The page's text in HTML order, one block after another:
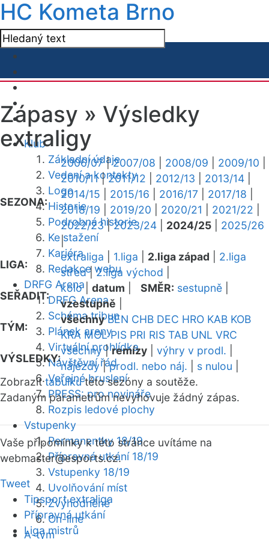
HC Kometa Brno
Klub
Základní údaje
Vedení a kontakty
Logo
Historie
Podrobná historie
Ke stažení
Kariéra
Redakce webu
DRFG Arena
DRFG Arena
Schéma tribun
Plánek areny
Virtuální prohlídka
Návštěvní řád
Veřejné bruslení
PRESS: pro novináře
Rozpis ledové plochy
Vstupenky
Permanentky 18/19
Přípravná utkání 18/19
Vstupenky 18/19
Uvolňování míst
Zvýhodněné
On-line
A-tým
Zápasy » Výsledky
extraligy
SEZONA:
2006/07|2007/08 2008/09 2009/10
2010/11|2011/12 2012/13 2013/14
2014/15
2015/16 2016/17 2017/18
2018/19
2019/20 2020/21 2021/22
2022/23|2023/24 2024/25
2025/26
|
LIGA:
extraliga 1.liga 2.liga západ
2.liga
střed|2.liga východ
SEŘADIT:
kolo| datum SMĚR: sestupně
vzestupně
TÝM:
všechny BEN CHB DEC HRO KAB KOB
KRA MOL PIS PRI RIS TAB UNL VRC
VÝSLEDKY:
všechny|remízy výhry v prodl.
nájezdy|prodl. nebo náj. s nulou
Zobrazittabulkutéto sezóny a soutěže.
Zadaným parametrům nevyhovuje žádný zápas.
Vaše připomínky k této stránce uvítáme na
webmaster@esports.cz.
Tweet
Tipsport extraliga
Přípravná utkání
Liga mistrů